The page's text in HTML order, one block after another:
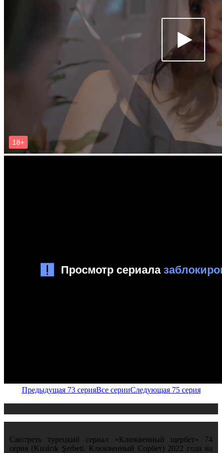
Предыдущая 73 серияВсе серииСледующая 75 серия
Смотреть турецкий сериал «Клюквенный щербет» 74
серия (Kızılcık Şerbeti, Клюквенный Сорбет) 2022 года на